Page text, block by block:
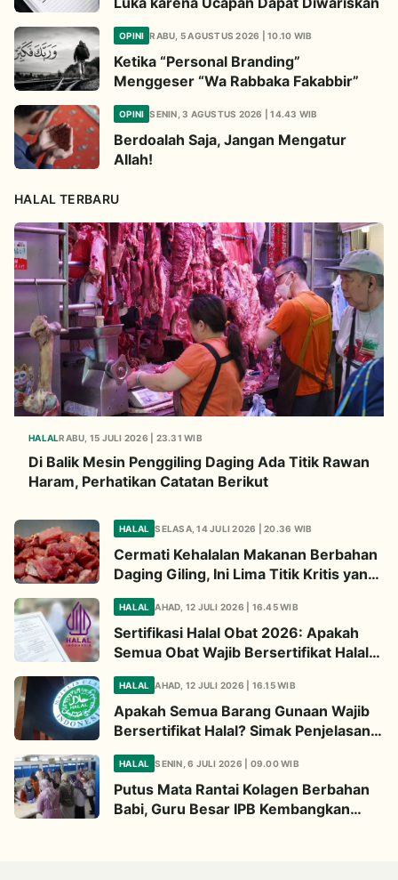
OPINI RABU, 5 AGUSTUS 2026 | 10.10 WIB
Ketika “Personal Branding”
Menggeser “Wa Rabbaka Fakabbir”
OPINI SENIN, 3 AGUSTUS 2026 | 14.43 WIB
Berdoalah Saja, Jangan Mengatur
Allah!
HALAL TERBARU
HALALRABU, 15 JULI 2026 | 23.31 WIB
Di Balik Mesin Penggiling Daging Ada Titik Rawan
Haram, Perhatikan Catatan Berikut
HALAL SELASA, 14 JULI 2026 | 20.36 WIB
Cermati Kehalalan Makanan Berbahan
Daging Giling, Ini Lima Titik Kritis yang
Wajib Diperhatikan
HALAL AHAD, 12 JULI 2026 | 16.45 WIB
Sertifikasi Halal Obat 2026: Apakah
Semua Obat Wajib Bersertifikat Halal?
Begini Penjelasannya
HALAL AHAD, 12 JULI 2026 | 16.15 WIB
Apakah Semua Barang Gunaan Wajib
Bersertifikat Halal? Simak Penjelasan
Ini
HALAL SENIN, 6 JULI 2026 | 09.00 WIB
Putus Mata Rantai Kolagen Berbahan
Babi, Guru Besar IPB Kembangkan